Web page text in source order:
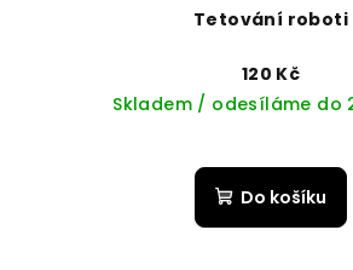
Tetování roboti
120 Kč
Skladem / odesíláme do
Do košíku